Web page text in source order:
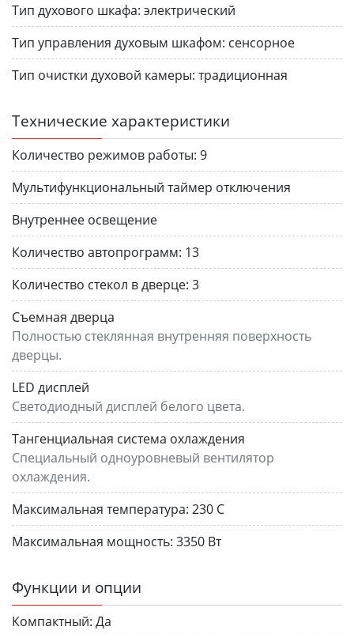
Тип духового шкафа: электрический
Тип управления духовым шкафом: сенсорное
Тип очистки духовой камеры: традиционная
Технические характеристики
Количество режимов работы: 9
Мультифункциональный таймер отключения
Внутреннее освещение
Количество автопрограмм: 13
Количество стекол в дверце: 3
Cъемная дверца
Полностью стеклянная внутренняя поверхность
дверцы.
LED дисплей
Светодиодный дисплей белого цвета.
Тангенциальная система охлаждения
Специальный одноуровневый вентилятор
охлаждения.
Максимальная температура: 230 С
Максимальная мощность: 3350 Вт
Функции и опции
Компактный: Да